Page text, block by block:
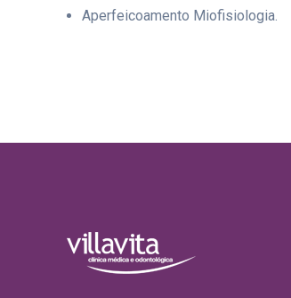
Aperfeicoamento Miofisiologia.